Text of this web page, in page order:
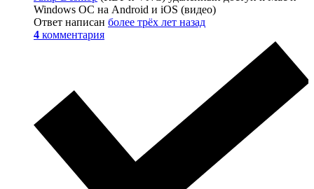
Windows ОС на Android и iOS (видео)
Ответ написан более трёх лет назад
4 комментария